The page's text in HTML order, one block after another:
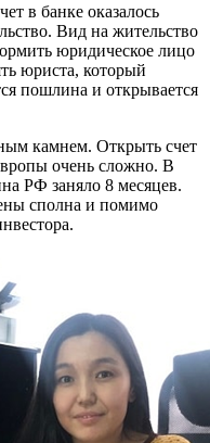
в банке оказалось
Вид на жительство
юридическое лицо
юриста, который
пошлина и открывается
камнем. Открыть счет
очень сложно. В
РФ заняло 8 месяцев.
сполна и помимо